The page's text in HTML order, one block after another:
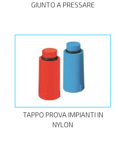
GIUNTO A PRESSARE
TAPPO PROVA IMPIANTI IN
NYLON